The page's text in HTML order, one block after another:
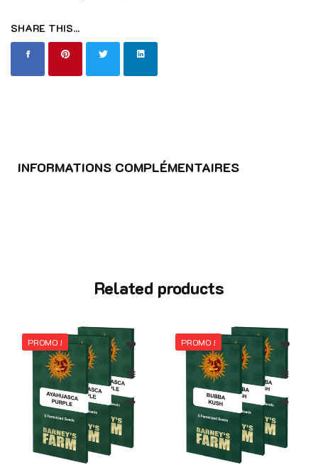
SHARE THIS...
INFORMATIONS COMPLÉMENTAIRES
Related products
PROMO ! PROMO !